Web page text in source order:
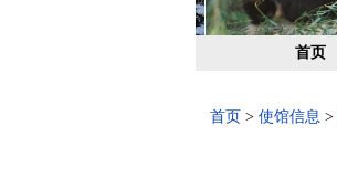
首页
首页 > 使馆信息 >